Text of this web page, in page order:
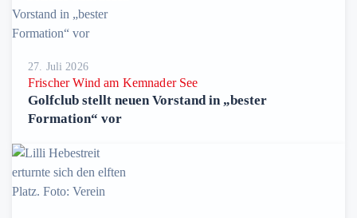
27. Juli 2026
Frischer Wind am Kemnader See
Golfclub stellt neuen Vorstand in „bester
Formation“ vor